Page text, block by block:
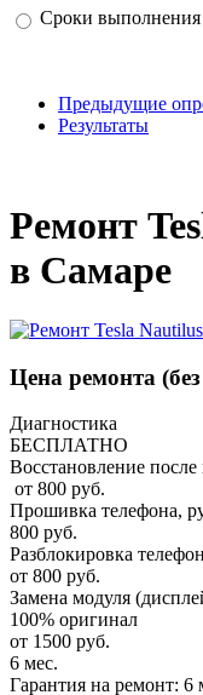
Сроки выполнения
Предыдущие
Результаты
Ремонт
в Самаре
Цена ремонта
Диагностика
БЕСПЛАТНО
Восстановление
от 800 руб.
Прошивка телефона,
800 руб.
Разблокировка
от 800 руб.
Замена модуля
100% оригинал
от 1500 руб.
6 мес.
Гарантия на ремонт: 6